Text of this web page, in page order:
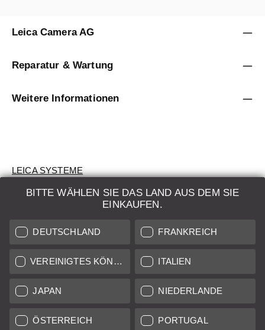
BITTE WÄHLEN SIE DAS LAND AUS DEM SIE
EINKAUFEN.
DEUTSCHLAND FRANKREICH
VEREINIGTES KÖNIGREICH ITALIEN
JAPAN NIEDERLANDE
ÖSTERREICH PORTUGAL
Leica Camera AG
Reparatur & Wartung
Weitere Informationen
LEICA SYSTEME
BEWERTUNG
AUKTION
BRAND NEW
LEICA STORES